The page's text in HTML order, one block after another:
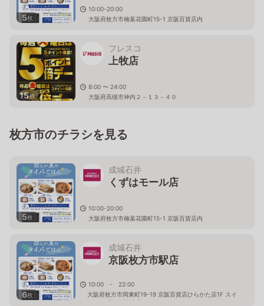
5枚
10:00-20:00
大阪府枚方市楠葉花園町15-1 京阪百貨店内
15枚
フレスコ
上牧店
8:00 〜 24:00
大阪府高槻市神内２－１３－４０
枚方市のチラシを見る
5枚
成城石井
くずはモール店
10:00-20:00
大阪府枚方市楠葉花園町15-1 京阪百貨店内
6枚
成城石井
京阪枚方市駅店
10:00 - 22:00
大阪府枚方市岡東町19-19 京阪百貨店ひらかた店1F スイ
ーツ＆ギフト館(東館